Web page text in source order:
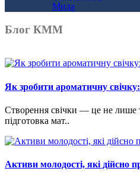
Мила
Блог КММ
Як зробити ароматичну
Створення свічки — це не лише
підготовка мат..
Активи молодості, які дійсно